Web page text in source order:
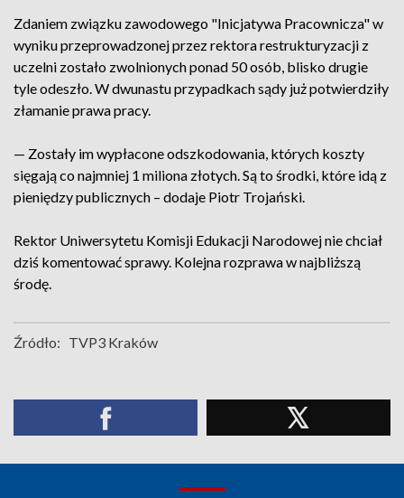
Zdaniem związku zawodowego "Inicjatywa Pracownicza" w
wyniku przeprowadzonej przez rektora restrukturyzacji z
uczelni zostało zwolnionych ponad 50 osób, blisko drugie
tyle odeszło. W dwunastu przypadkach sądy już potwierdziły
złamanie prawa pracy.
— Zostały im wypłacone odszkodowania, których koszty
sięgają co najmniej 1 miliona złotych. Są to środki, które idą z
pieniędzy publicznych – dodaje Piotr Trojański.
Rektor Uniwersytetu Komisji Edukacji Narodowej nie chciał
dziś komentować sprawy. Kolejna rozprawa w najbliższą
środę.
Źródło: TVP3 Kraków